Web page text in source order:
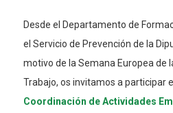
Desde el Departamento de
el Servicio de Prevención de la
motivo de la Semana Europea de
Trabajo, os invitamos a participar
Coordinación de Actividades